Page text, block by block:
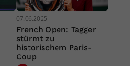
07.06.2025
French Open: Tagger
stürmt zu
historischem Paris-
Coup